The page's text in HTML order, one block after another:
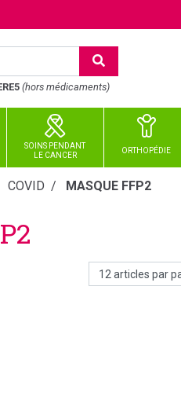
(hors médicaments)
SOINS PENDANT
LE CANCER
ORTHOPÉDIE
COVID MASQUE FFP2